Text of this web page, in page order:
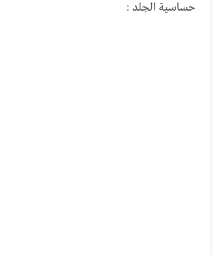
حساسية الجلد :